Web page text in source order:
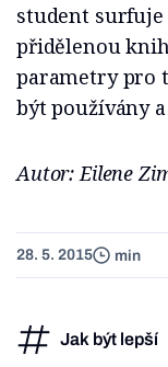
student
přidělenou
parametry pro
být používány
Autor: Eilene
28. 5. 2015 min
Jak být lepší